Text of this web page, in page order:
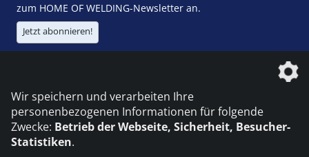
zum HOME OF WELDING-Newsletter an.
Jetzt abonnieren!
Die DVS Media GmbH ist ein Unternehmen der
Wir speichern und verarbeiten Ihre
personenbezogenen Informationen für folgende
Zwecke: Betrieb der Webseite, Sicherheit, Besucher-
Statistiken.